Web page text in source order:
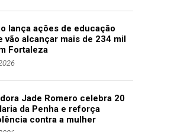
lança ações de educação
vão alcançar mais de 234 mil
Fortaleza
Jade Romero celebra 20
da Penha e reforça
contra a mulher